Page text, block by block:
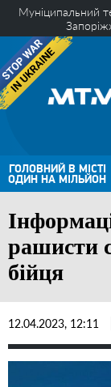
Муніципальний
ГОЛОВНИЙ В МІСТІ
ОДИН НА МІЛЬЙОН
рашисти
бійця
12.04.2023, 12:11